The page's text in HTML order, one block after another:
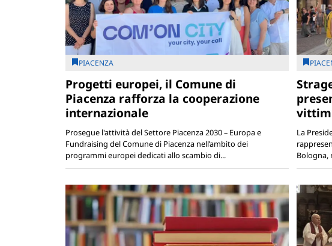
PIACENZA
Progetti europei, il Comune di
Piacenza rafforza la cooperazione
internazionale
Prosegue l'attività del Settore Piacenza 2030 – Europa e
Fundraising del Comune di Piacenza nell’ambito dei
programmi europei dedicati allo scambio di...
La
Bologna,